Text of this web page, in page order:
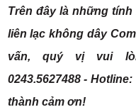
Trên đây là những
liên lạc không dây
vấn, quý vị vui
0243.5627488 -
thành cảm ơn!